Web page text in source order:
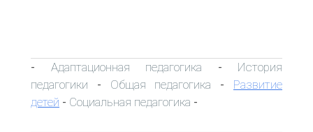
- Адаптационная педагогика - История
педагогики - Общая педагогика - Развитие
детей - Социальная педагогика -